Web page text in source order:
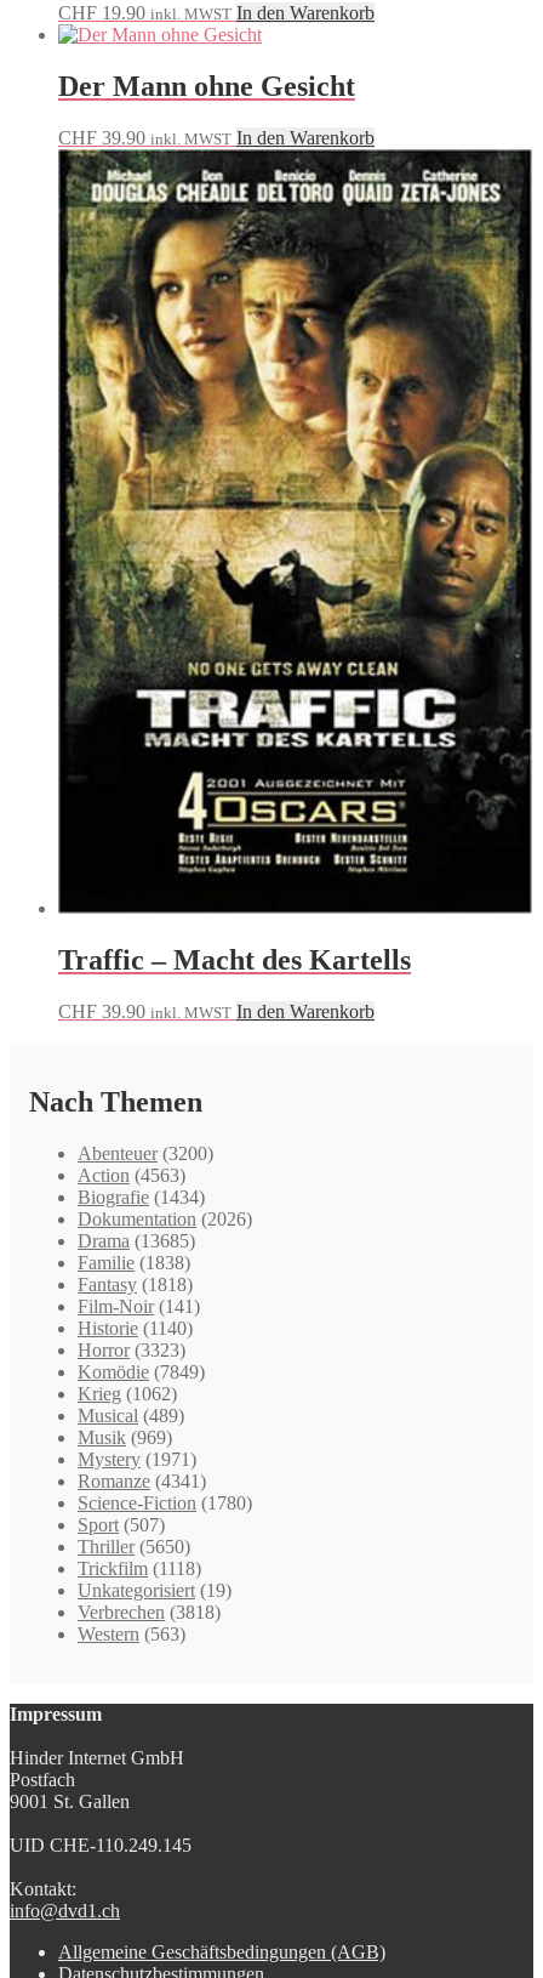
CHF 19.90 inkl. MWST In den Warenkorb
Der Mann ohne Gesicht
CHF 39.90 inkl. MWST In den Warenkorb
Traffic – Macht des Kartells
CHF 39.90 inkl. MWST In den Warenkorb
Nach Themen
Abenteuer (3200)
Action (4563)
Biografie (1434)
Dokumentation (2026)
Drama (13685)
Familie (1838)
Fantasy (1818)
Film-Noir (141)
Historie (1140)
Horror (3323)
Komödie (7849)
Krieg (1062)
Musical (489)
Musik (969)
Mystery (1971)
Romanze (4341)
Science-Fiction (1780)
Sport (507)
Thriller (5650)
Trickfilm (1118)
Unkategorisiert (19)
Verbrechen (3818)
Western (563)
Impressum
Hinder Internet GmbH
Postfach
9001 St. Gallen
UID CHE-110.249.145
Kontakt:
info@dvd1.ch
Allgemeine Geschäftsbedingungen (AGB)
Datenschutzbestimmungen